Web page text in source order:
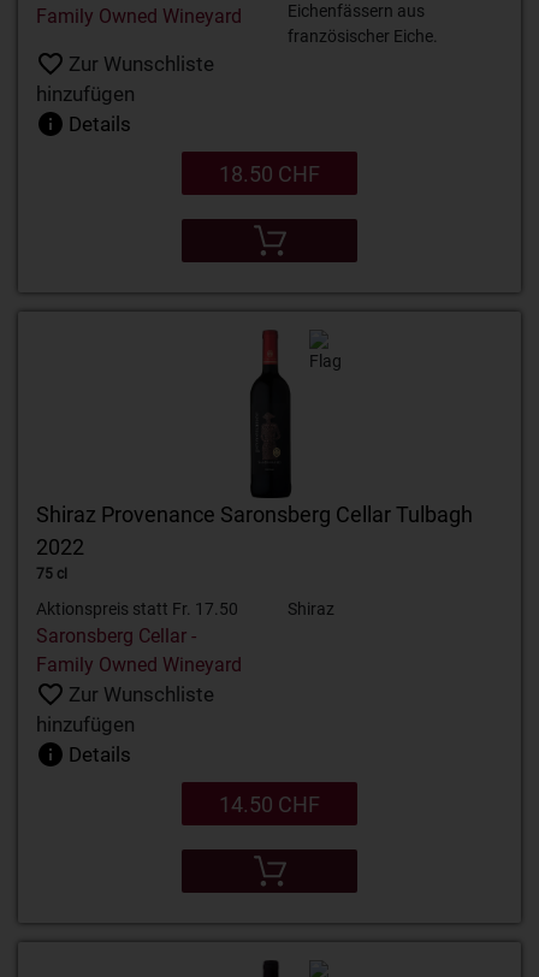
Family Owned Wineyard
Eichenfässern aus
französischer Eiche.
Zur Wunschliste
hinzufügen
Details
18.50 CHF
Shiraz Provenance Saronsberg Cellar Tulbagh
2022
75 cl
Aktionspreis statt Fr. 17.50
Saronsberg Cellar -
Family Owned Wineyard
Shiraz
Zur Wunschliste
hinzufügen
Details
14.50 CHF